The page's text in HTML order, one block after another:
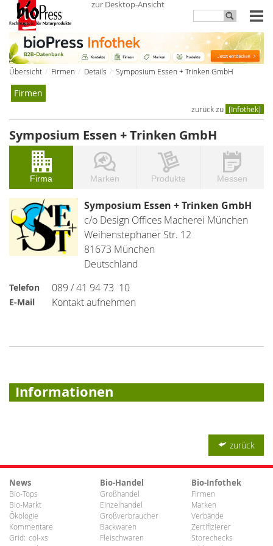
zur Desktop-Ansicht
Übersicht Firmen Details Symposium Essen + Trinken GmbH
Firmen
zurück zu [Infothek]
Symposium Essen + Trinken GmbH
Firma Marken Produkte Messen
Symposium Essen + Trinken GmbH
c/o Design Offices Macherei München
Weihenstephaner Str. 12
81673 München
Deutschland
Telefon 089 / 41 94 73  10
E-Mail Kontakt aufnehmen
Informationen
zurück
News
Bio-Tops
Bio-Markt
Ökologie
Kommentare
Grid: col-xs
Bio-Handel
Großhandel
Einzelhandel
Großverbraucher
Backwaren
Fleischwaren
Bio-Infothek
Firmen
Marken
Verbände
Zertifizierer
Storechecks